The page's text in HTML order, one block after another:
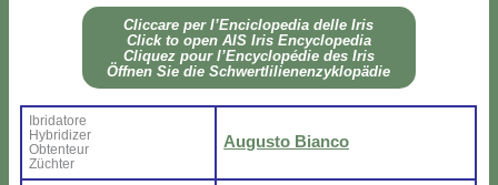
Clic­ca­re per l’En­ci­clo­pe­dia del­le Iris
Click to open AIS Iris En­cy­clo­pe­dia
Cli­quez pour l’En­cy­clo­pé­die des Iris
Öff­nen Sie die Sch­wer­tli­lie­nen­zy­klo­pä­die
Ibri­da­to­re
Hy­bri­di­zer
Ob­ten­teur
Zü­ch­ter
Au­gu­sto Bian­co